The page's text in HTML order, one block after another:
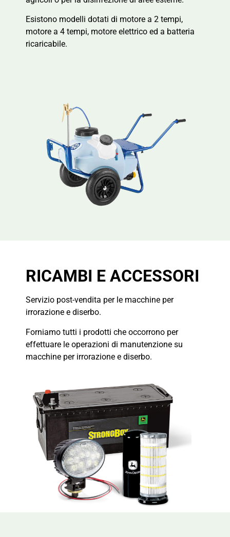
Esistono modelli dotati di motore a 2 tempi,
motore a 4 tempi, motore elettrico ed a batteria
ricaricabile.
RICAMBI E ACCESSORI
Servizio post-vendita per le macchine per
irrorazione e diserbo.
Forniamo tutti i prodotti che occorrono per
effettuare le operazioni di manutenzione su
macchine per irrorazione e diserbo.